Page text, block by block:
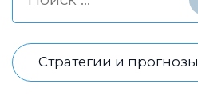
Стратегии и прогнозы